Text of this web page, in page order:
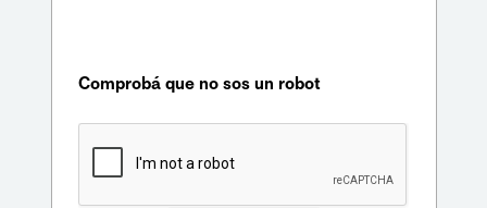
Comprobá que no sos un robot